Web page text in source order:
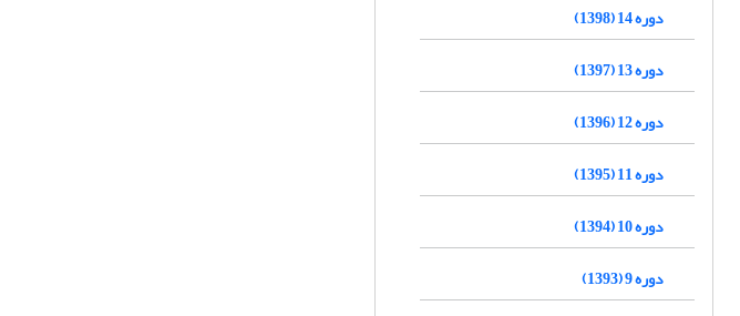
دوره 14 (1398)
دوره 13 (1397)
دوره 12 (1396)
دوره 11 (1395)
دوره 10 (1394)
دوره 9 (1393)